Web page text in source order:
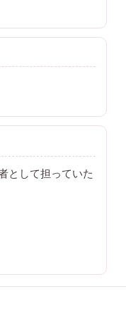
として担っていた